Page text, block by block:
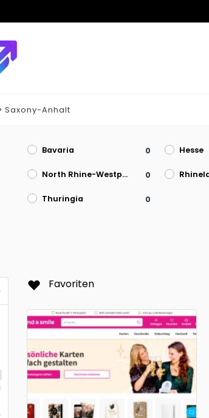
Saxony-Anhalt
Bavaria 0 Hesse
North Rhine-Westphalia 0
Thuringia 0
Favoriten